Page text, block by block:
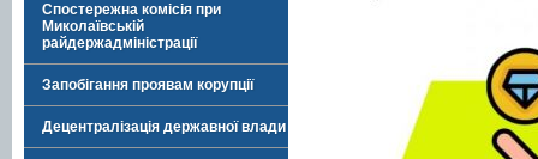
Спостережна комісія при
Миколаївській
райдержадміністрації
Запобігання проявам корупції
Децентралізація державної влади